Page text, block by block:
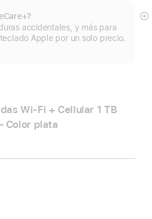
accidentales, y más para
Apple por un solo precio.
Wi‑Fi + Cellular 1 TB
Color plata